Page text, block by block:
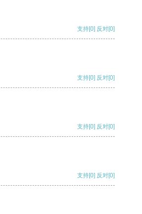
支持[0] 反对[0]
支持[0] 反对[0]
支持[0] 反对[0]
支持[0] 反对[0]